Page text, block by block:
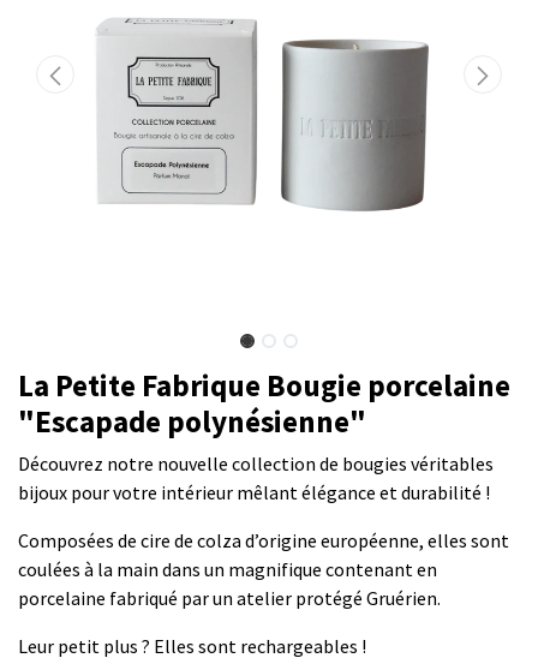
La Petite Fabrique Bougie porcelaine
"Escapade polynésienne"
Découvrez notre nouvelle collection de bougies véritables
bijoux pour votre intérieur mêlant élégance et durabilité !
Composées de cire de colza d’origine européenne, elles sont
coulées à la main dans un magnifique contenant en
porcelaine fabriqué par un atelier protégé Gruérien.
Leur petit plus ? Elles sont rechargeables !